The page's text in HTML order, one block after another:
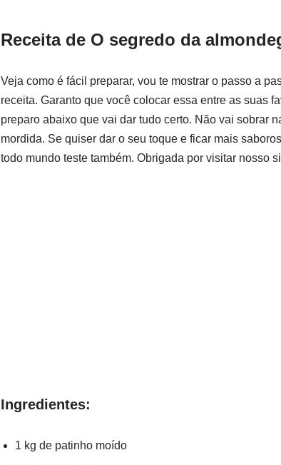
Receita de O segredo da
Veja como é fácil preparar, vou te mostrar o passo a
receita. Garanto que você colocar essa entre as suas
preparo abaixo que vai dar tudo certo. Não vai sobrar
mordida. Se quiser dar o seu toque e ficar mais
todo mundo teste também. Obrigada por visitar nosso
Ingredientes:
1 kg de patinho moído